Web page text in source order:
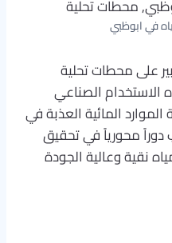
في ابوظبي
على محطات تحلية
الاستخدام الصناعي
المائية العذبة في
محورياً في تحقيق
نقية وعالية الجودة